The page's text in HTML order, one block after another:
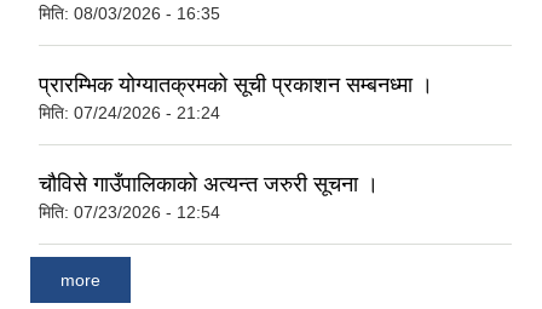
मिति: 08/03/2026 - 16:35
प्रारम्भिक योग्यातक्रमको सूची प्रकाशन सम्बनध्मा ।
मिति: 07/24/2026 - 21:24
चौविसे गाउँपालिकाको अत्यन्त जरुरी सूचना ।
मिति: 07/23/2026 - 12:54
more